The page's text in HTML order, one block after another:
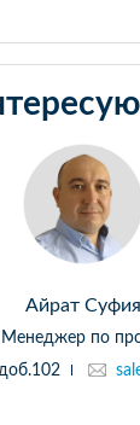
Айрат
Менеджер по